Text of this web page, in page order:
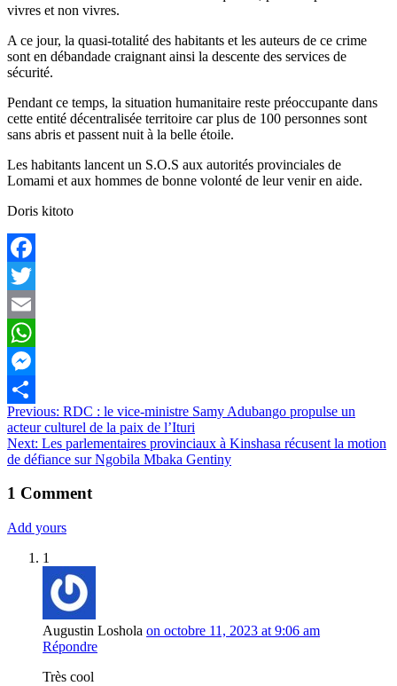
vivres et non vivres.
A ce jour, la quasi-totalité des habitants et les auteurs de ce crime
sont en débandade craignant ainsi la descente des services de
sécurité.
Pendant ce temps, la situation humanitaire reste préoccupante dans
cette entité décentralisée territoire car plus de 100 personnes sont
sans abris et passent nuit à la belle étoile.
Les habitants lancent un S.O.S aux autorités provinciales de
Lomami et aux hommes de bonne volonté de leur venir en aide.
Doris kitoto
Facebook
Twitter
Email
WhatsApp
Messenger
Partager
Navigation
de
l’article
Previous: RDC : le vice-ministre Samy Adubango propulse un
acteur culturel de la paix de l’Ituri
Next: Les parlementaires provinciaux à Kinshasa récusent la motion
de défiance sur Ngobila Mbaka Gentiny
1 Comment
Add yours
1
Augustin Loshola on octobre 11, 2023 at 9:06 am
Répondre
Très cool